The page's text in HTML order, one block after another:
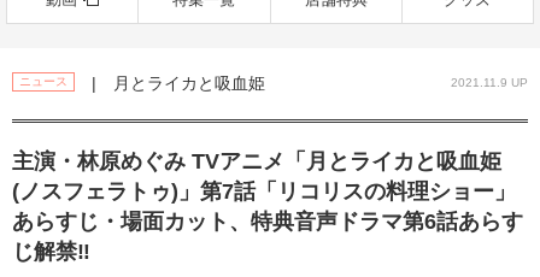
ニュース | 月とライカと吸血姫 2021.11.9 UP
主演・林原めぐみ TVアニメ「月とライカと吸血姫
(ノスフェラトゥ)」第7話「リコリスの料理ショー」
あらすじ・場面カット、特典音声ドラマ第6話あらす
じ解禁‼